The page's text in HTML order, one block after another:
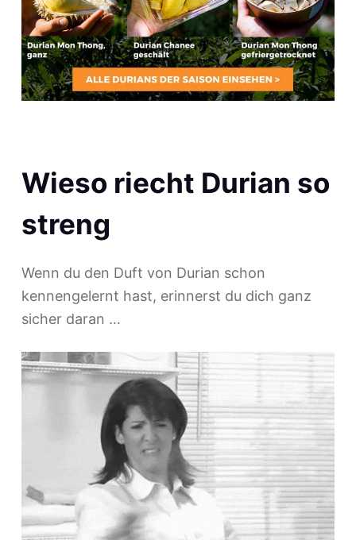
Wieso riecht Durian so
streng
Wenn du den Duft von Durian schon
kennengelernt hast, erinnerst du dich ganz
sicher daran …